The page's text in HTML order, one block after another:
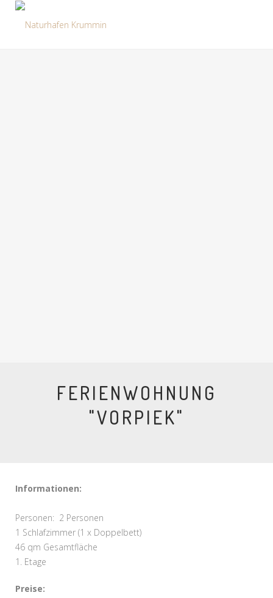
FERIENWOHNUNG
"VORPIEK"
Informationen:
Personen: 2 Personen
1 Schlafzimmer (1 x Doppelbett)
46 qm Gesamtfläche
1. Etage
Preise: